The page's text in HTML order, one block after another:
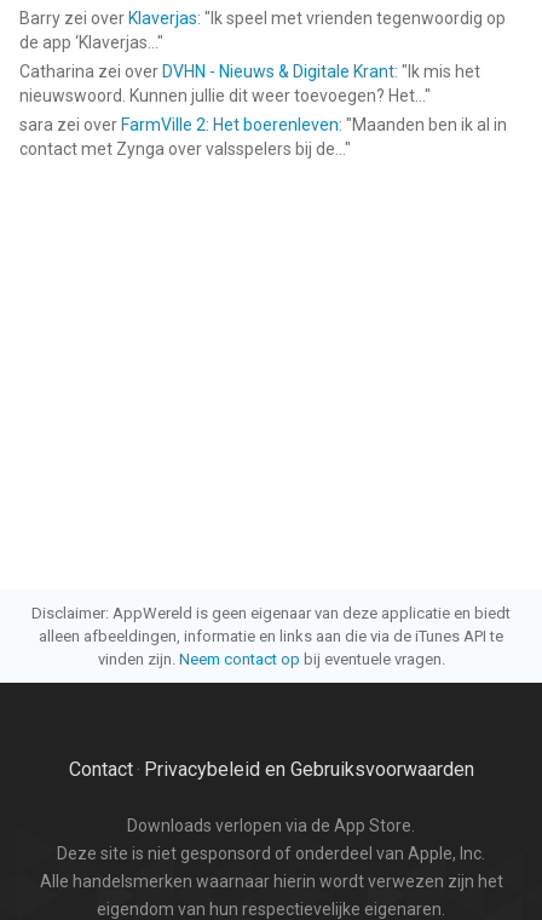
Barry zei over Klaverjas: " Ik speel met vrienden tegenwoordig op
de app ‘Klaverjas... "
Catharina zei over DVHN - Nieuws & Digitale Krant: " Ik mis het
nieuwswoord. Kunnen jullie dit weer toevoegen? Het... "
sara zei over FarmVille 2: Het boerenleven: "Maanden ben ik al in
contact met Zynga over valsspelers bij de... "
Disclaimer: AppWereld is geen eigenaar van deze applicatie en biedt
alleen afbeeldingen, informatie en links aan die via de iTunes API te
vinden zijn. Neem contact op bij eventuele vragen.
Contact· Privacybeleid en Gebruiksvoorwaarden
Downloads verlopen via de App Store.
Deze site is niet gesponsord of onderdeel van Apple, Inc.
Alle handelsmerken waarnaar hierin wordt verwezen zijn het
eigendom van hun respectievelijke eigenaren.